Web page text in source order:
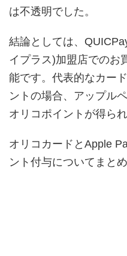
は不透明でした。
結論としては、
イプラス)加盟店でのお
能です。代表的なカー
ントの場合、アップル
オリコポイントが得られ
オリコカードとApple
ント付与についてまとめ